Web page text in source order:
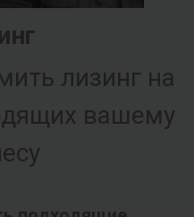
лизинг на
вашему